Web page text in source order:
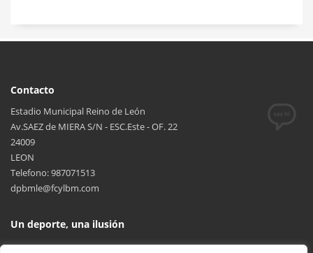
Contacto
Estadio Municipal Reino de León
Av.SAEZ de MIERA S/N - ESC.Este - OF. 22
24009
LEON
Telefono: 987071513
dpbmle@fcylbm.com
Un deporte, una ilusión